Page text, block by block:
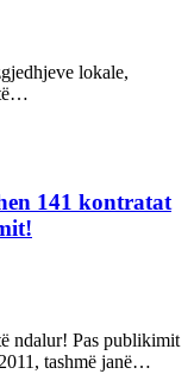
lokale,
të…
141 kontratat
ndalur! Pas publikimit
tashmë janë…